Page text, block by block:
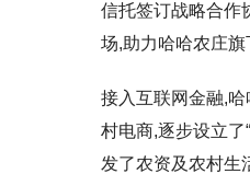
信托签订战略合作
场,助力哈哈农庄旗
接入互联网金融,
村电商,逐步设立了
发了农资及农村生